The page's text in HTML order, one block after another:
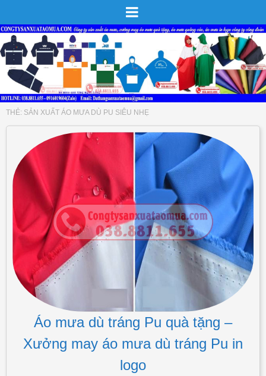
THẺ: SẢN XUẤT ÁO MƯA DÙ PU SIÊU NHẸ
Áo mưa dù tráng Pu quà tặng –
Xưởng may áo mưa dù tráng Pu in
logo